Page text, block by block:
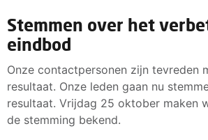
Stemmen over het
eindbod
Onze contactpersonen zijn tevreden
resultaat. Onze leden gaan nu
resultaat. Vrijdag 25 oktober maken
de stemming bekend.